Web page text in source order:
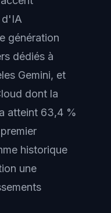
d'IA
génération
dédiés à
Gemini, et
dont la
atteint 63,4 %
historique
une